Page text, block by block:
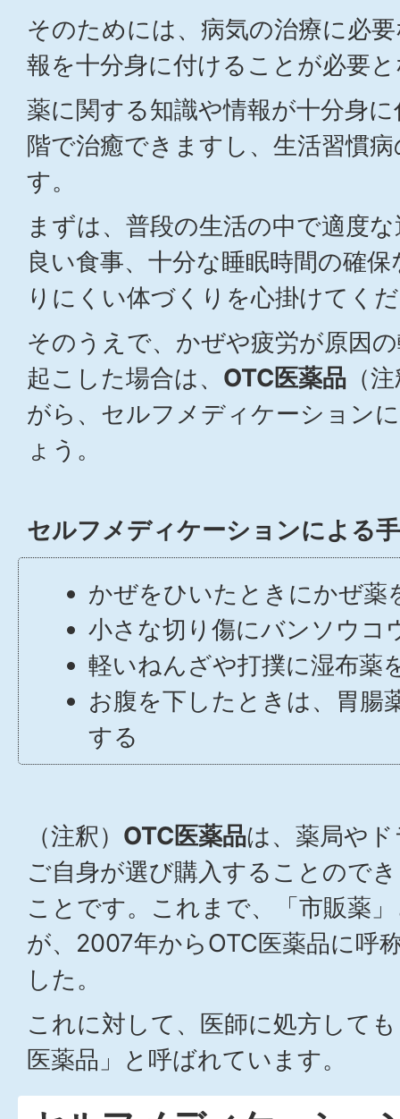
そのためには、病気の治療に必
報を十分身に付けることが必要
薬に関する知識や情報が十分身
階で治癒できますし、生活習慣
す。
まずは、普段の生活の中で適度
良い食事、十分な睡眠時間の確
りにくい体づくりを心掛けてく
そのうえで、かぜや疲労が原因
起こした場合は、 OTC医薬品 （
がら、セルフメディケーション
ょう。
セルフメディケーションによる
かぜをひいたときにかぜ薬
小さな切り傷にバンソウコ
軽いねんざや打撲に湿布薬
お腹を下したときは、胃腸
する
（注釈） OTC医薬品は、薬局や
ご自身が選び購入することので
ことです。これまで、「市販薬
が、2007年からOTC医薬品に呼
した。
これに対して、医師に処方して
医薬品」と呼ばれています。